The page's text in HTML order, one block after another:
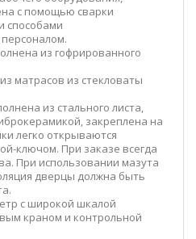
с помощью сварки
способами
из гофрированного
матрасов из стекловаты
из стального листа,
закреплена на
легко открываются
ключом. При заказе всегда
При использовании мазута
дверцы должна быть
с широкой шкалой
краном и контрольной